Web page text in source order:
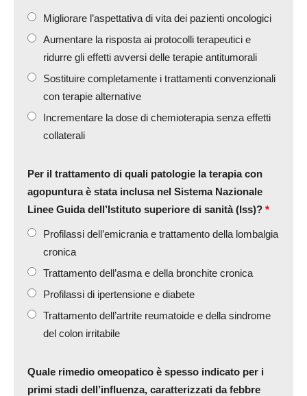
Migliorare l’aspettativa di vita dei pazienti oncologici
Aumentare la risposta ai protocolli terapeutici e
ridurre gli effetti avversi delle terapie antitumorali
Sostituire completamente i trattamenti convenzionali
con terapie alternative
Incrementare la dose di chemioterapia senza effetti
collaterali
Per il trattamento di quali patologie la terapia con
agopuntura è stata inclusa nel Sistema Nazionale
Linee Guida dell’Istituto superiore di sanità (Iss)? *
Profilassi dell’emicrania e trattamento della lombalgia
cronica
Trattamento dell’asma e della bronchite cronica
Profilassi di ipertensione e diabete
Trattamento dell’artrite reumatoide e della sindrome
del colon irritabile
Quale rimedio omeopatico è spesso indicato per i
primi stadi dell’influenza, caratterizzati da febbre